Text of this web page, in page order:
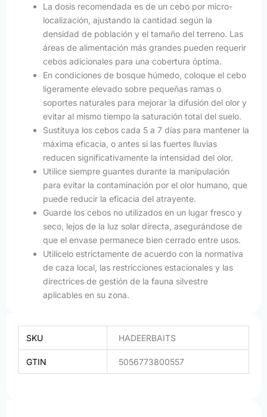
La dosis recomendada es de un cebo por micro-
localización, ajustando la cantidad según la
densidad de población y el tamaño del terreno. Las
áreas de alimentación más grandes pueden requerir
cebos adicionales para una cobertura óptima.
En condiciones de bosque húmedo, coloque el cebo
ligeramente elevado sobre pequeñas ramas o
soportes naturales para mejorar la difusión del olor y
evitar al mismo tiempo la saturación total del suelo.
Sustituya los cebos cada 5 a 7 días para mantener la
máxima eficacia, o antes si las fuertes lluvias
reducen significativamente la intensidad del olor.
Utilice siempre guantes durante la manipulación
para evitar la contaminación por el olor humano, que
puede reducir la eficacia del atrayente.
Guarde los cebos no utilizados en un lugar fresco y
seco, lejos de la luz solar directa, asegurándose de
que el envase permanece bien cerrado entre usos.
Utilícelo estrictamente de acuerdo con la normativa
de caza local, las restricciones estacionales y las
directrices de gestión de la fauna silvestre
aplicables en su zona.
SKU HADEERBAITS
GTIN 5056773800557